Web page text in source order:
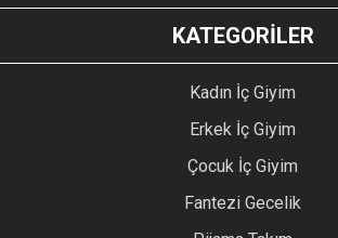
KATEGORİLER
Kadın İç Giyim
Erkek İç Giyim
Çocuk İç Giyim
Fantezi Gecelik